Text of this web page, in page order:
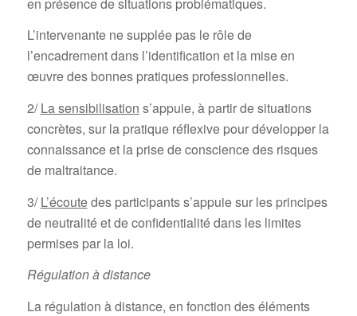
L’intervenante ne supplée pas le rôle de
l’encadrement dans l’identification et la mise en
œuvre des bonnes pratiques professionnelles.
2/La sensibilisation s’appuie, à partir de situations
concrètes, sur la pratique réflexive pour développer la
connaissance et la prise de conscience des risques
de maltraitance.
3/L’écoutedes participants s’appuie sur les principes
de neutralité et de confidentialité dans les limites
permises par la loi.
Régulation à distance
La régulation à distance, en fonction des éléments